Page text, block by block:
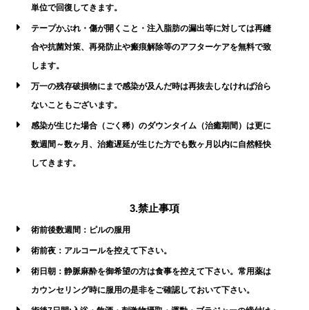
単位で回復してきます。
テープかぶれ・傷が開くこと・注入脂肪の漏出等に対しては再縫
合や抗菌対策、再発防止や瘢痕解除等のアフターケアを無料で致
します。
万一の残存破損物にまで感染が及んだ時は再抜去しなければ治ら
ないこともございます。
感染が生じた場合（ごく稀）のダウンタイム（治癒期間）は更に
数週間～数ヶ月、治癒遅延が生じた方でも数ヶ月以内に自然軽快
してきます。
3.禁止事項
術前後数週間：ピルの服用
術前夜：アルコールを控えて下さい。
術日朝：静脈麻酔を御希望の方は食事を控えて下さい。常用薬は
カウンセリング時に服用の是非をご確認しておいて下さい。